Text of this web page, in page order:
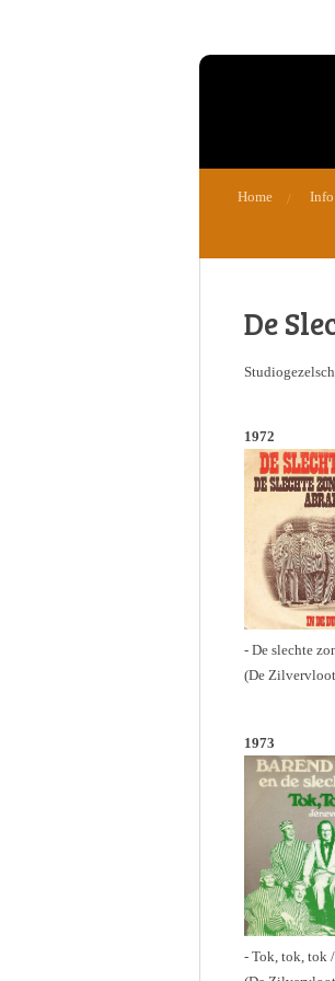
Home
De
1972
- De slechte
(De
1973
- Tok, tok, tok